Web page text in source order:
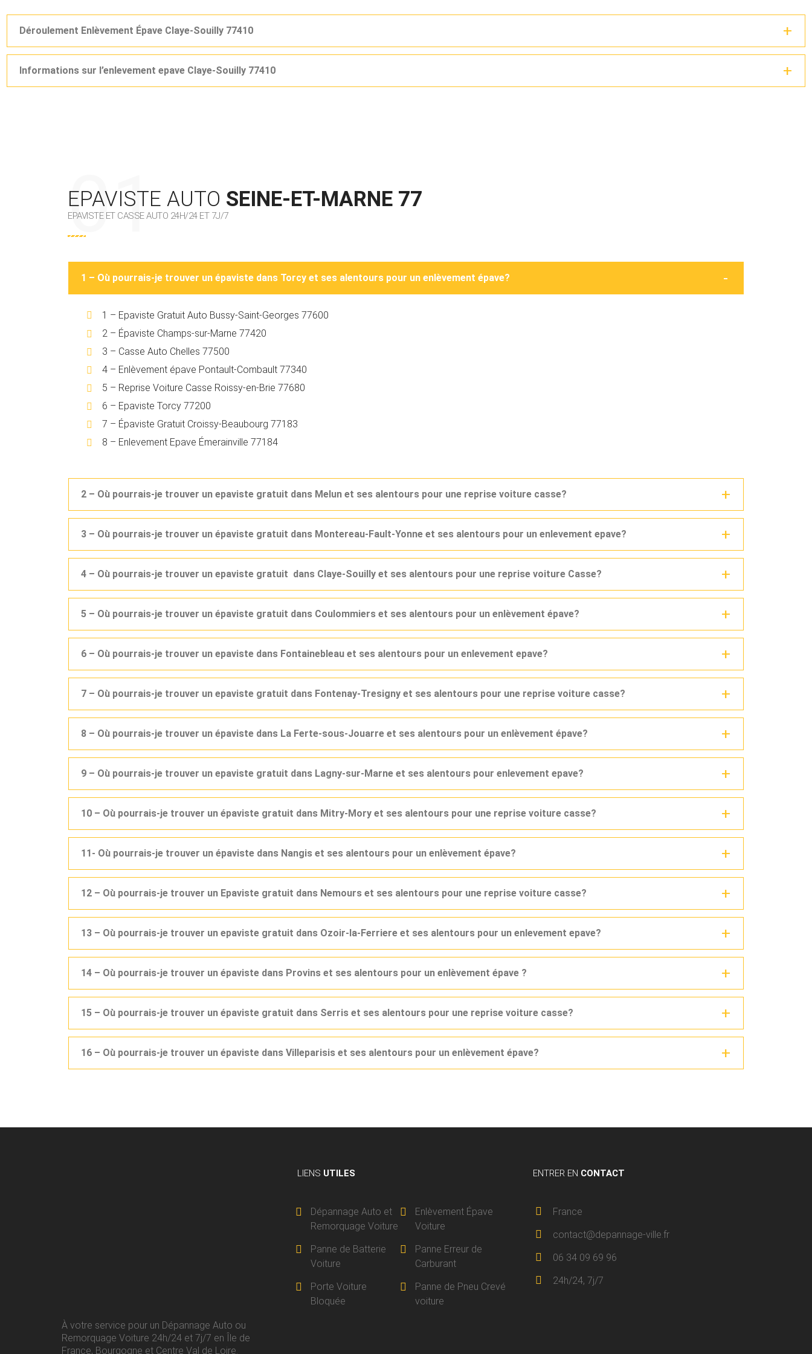
Déroulement Enlèvement Épave Claye-Souilly 77410
Informations sur l’enlevement epave Claye-Souilly 77410
EPAVISTE AUTO SEINE-ET-MARNE 77
EPAVISTE ET CASSE AUTO 24H/24 ET 7J/7
1 – Où pourrais-je trouver un épaviste dans Torcy et ses alentours pour un enlèvement épave?
1 – Epaviste Gratuit Auto Bussy-Saint-Georges 77600
2 – Épaviste Champs-sur-Marne 77420
3 – Casse Auto Chelles 77500
4 – Enlèvement épave Pontault-Combault 77340
5 – Reprise Voiture Casse Roissy-en-Brie 77680
6 – Epaviste Torcy 77200
7 – Épaviste Gratuit Croissy-Beaubourg 77183
8 – Enlevement Epave Émerainville 77184
2 – Où pourrais-je trouver un epaviste gratuit dans Melun et ses alentours pour une reprise voiture casse?
3 – Où pourrais-je trouver un épaviste gratuit dans Montereau-Fault-Yonne et ses alentours pour un enlevement epave?
4 – Où pourrais-je trouver un epaviste gratuit dans Claye-Souilly et ses alentours pour une reprise voiture Casse?
5 – Où pourrais-je trouver un épaviste gratuit dans Coulommiers et ses alentours pour un enlèvement épave?
6 – Où pourrais-je trouver un epaviste dans Fontainebleau et ses alentours pour un enlevement epave?
7 – Où pourrais-je trouver un epaviste gratuit dans Fontenay-Tresigny et ses alentours pour une reprise voiture casse?
8 – Où pourrais-je trouver un épaviste dans La Ferte-sous-Jouarre et ses alentours pour un enlèvement épave?
9 – Où pourrais-je trouver un epaviste gratuit dans Lagny-sur-Marne et ses alentours pour enlevement epave?
10 – Où pourrais-je trouver un épaviste gratuit dans Mitry-Mory et ses alentours pour une reprise voiture casse?
11- Où pourrais-je trouver un épaviste dans Nangis et ses alentours pour un enlèvement épave?
12 – Où pourrais-je trouver un Epaviste gratuit dans Nemours et ses alentours pour une reprise voiture casse?
13 – Où pourrais-je trouver un epaviste gratuit dans Ozoir-la-Ferriere et ses alentours pour un enlevement epave?
14 – Où pourrais-je trouver un épaviste dans Provins et ses alentours pour un enlèvement épave ?
15 – Où pourrais-je trouver un épaviste gratuit dans Serris et ses alentours pour une reprise voiture casse?
16 – Où pourrais-je trouver un épaviste dans Villeparisis et ses alentours pour un enlèvement épave?
À votre service pour un Dépannage Auto ou
Remorquage Voiture 24h/24 et 7j/7 en Île de
France, Bourgogne et Centre Val de Loire.
LIENS UTILES
Dépannage Auto et
Remorquage Voiture
Enlèvement Épave
Voiture
Panne de Batterie
Voiture
Panne Erreur de
Carburant
Porte Voiture
Bloquée
Panne de Pneu Crevé
voiture
ENTRER EN CONTACT
France
contact@depannage-ville.fr
06 34 09 69 96
24h/24, 7j/7